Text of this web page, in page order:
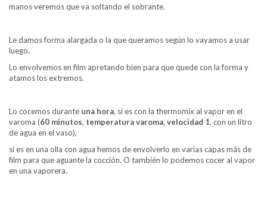
manos veremos que va soltando el sobrante.
Le damos forma alargada o la que queramos según lo vayamos a usar
luego.
Lo envolvemos en film apretando bien para que quede con la forma y
atamos los extremos.
Lo cocemos durante una hora, si es con la thermomix al vapor en el
varoma (60 minutos, temperatura varoma, velocidad 1, con un litro
de agua en el vaso),
si es en una olla con agua hemos de envolverlo en varias capas más de
film para que aguante la cocción. O también lo podemos cocer al vapor
en una vaporera.